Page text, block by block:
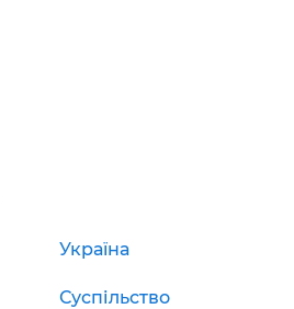
Україна
Суспільство